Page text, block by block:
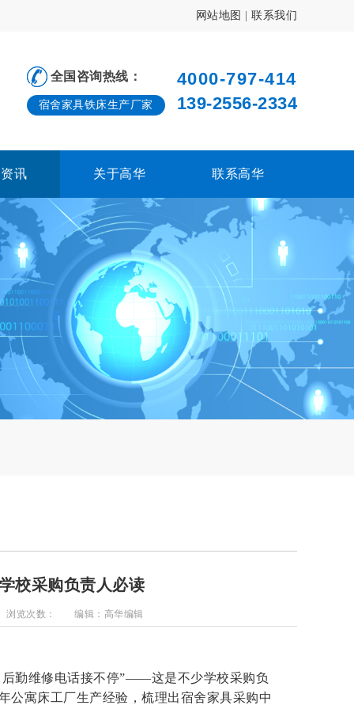
网站地图 联系我们
全国咨询热线：
宿舍家具铁床生产厂家
4000-797-414
139-2556-2334
讯 关于高华 联系高华
校采购负责人必读
浏览次数： 编辑：高华编辑
后勤维修电话接不停”——这是不少学校采购负
公寓床工厂生产经验 ，梳理出宿舍家具采购中